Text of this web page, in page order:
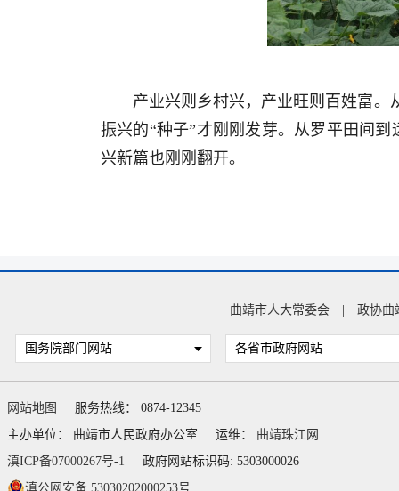
产业兴则乡村兴，产业旺则百姓富。
振兴的“种子”才刚刚发芽。从罗平田间
兴新篇也刚刚翻开。
曲靖市人大常委会 政协曲
国务院部门网站 各省市政府网站
网站地图
服务热线： 0874-12345
主办单位： 曲靖市人民政府办公室
运维： 曲靖珠江网
滇ICP备07000267号-1
政府网站标识码: 5303000026
滇公网安备 53030202000253号